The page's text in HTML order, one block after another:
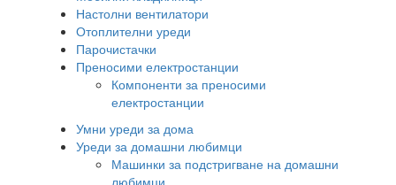
Настолни вентилатори
Отоплителни уреди
Парочистачки
Преносими електростанции
Компоненти за преносими
електростанции
Умни уреди за дома
Уреди за домашни любимци
Машинки за подстригване на домашни
любимци